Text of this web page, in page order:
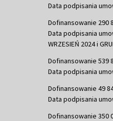
Data podpisania
Dofinansowanie 290
Data podpisania
WRZESIEŃ 2024 i
Dofinansowanie 539
Data podpisania
Dofinansowanie 49
Data podpisania
Dofinansowanie 350